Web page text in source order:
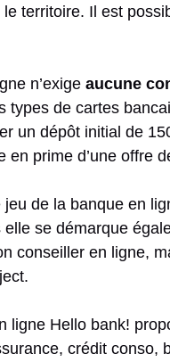
territoire. Il est
n’exige aucune
types de cartes
un dépôt initial de
en prime d’une offre
de la banque en
se démarque
conseiller en ligne,
ligne Hello bank!
crédit conso,